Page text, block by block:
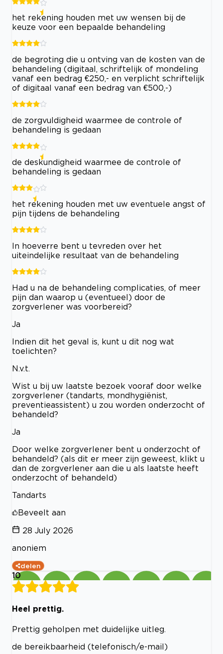
het rekening houden met uw wensen bij de
keuze voor een bepaalde behandeling
de begroting die u ontving van de kosten van de
behandeling (digitaal, schriftelijk of mondeling
vanaf een bedrag €250,- en verplicht schriftelijk
of digitaal vanaf een bedrag van €500,-)
de zorgvuldigheid waarmee de controle of
behandeling is gedaan
de deskundigheid waarmee de controle of
behandeling is gedaan
het rekening houden met uw eventuele angst of
pijn tijdens de behandeling
In hoeverre bent u tevreden over het
uiteindelijke resultaat van de behandeling
Had u na de behandeling complicaties, of meer
pijn dan waarop u (eventueel) door de
zorgverlener was voorbereid?
Ja
Indien dit het geval is, kunt u dit nog wat
toelichten?
N.v.t.
Wist u bij uw laatste bezoek vooraf door welke
zorgverlener (tandarts, mondhygiënist,
preventieassistent) u zou worden onderzocht of
behandeld?
Ja
Door welke zorgverlener bent u onderzocht of
behandeld? (als dit er meer zijn geweest, klikt u
dan de zorgverlener aan die u als laatste heeft
onderzocht of behandeld)
Tandarts
Beveelt aan
28 July 2026
anoniem
delen
10
Heel prettig.
Prettig geholpen met duidelijke uitleg.
de bereikbaarheid (telefonisch/e-mail)